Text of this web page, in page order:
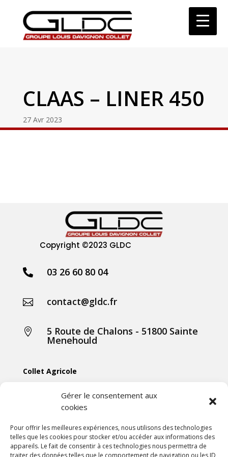
Gérer le consentement aux
cookies
Pour offrir les meilleures expériences, nous utilisons des technologies
telles que les cookies pour stocker et/ou accéder aux informations des
appareils. Le fait de consentir à ces technologies nous permettra de
traiter des données telles que le comportement de navigation ou les ID
CLAAS – LINER 450
27 Avr 2023
Copyright ©2023 GLDC
 03 26 60 80 04
 contact@gldc.fr
 5 Route de Chalons - 51800 Sainte
Menehould
Collet Agricole
Collet Motoculture
Collet Élevage
Les actus